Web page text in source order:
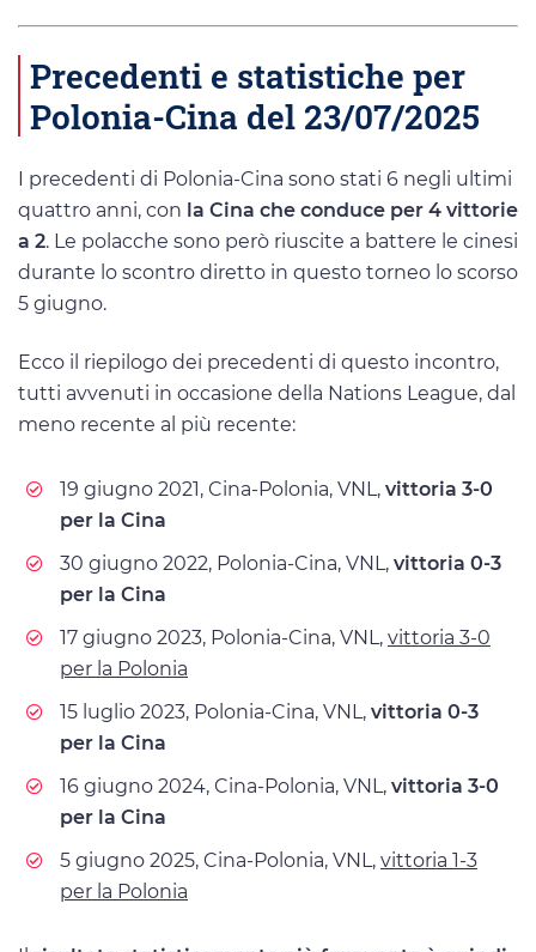
Precedenti e statistiche per
Polonia-Cina del 23/07/2025
I precedenti di Polonia-Cina sono stati 6 negli ultimi
quattro anni, con la Cina che conduce per 4 vittorie
a 2. Le polacche sono però riuscite a battere le cinesi
durante lo scontro diretto in questo torneo lo scorso
5 giugno.
Ecco il riepilogo dei precedenti di questo incontro,
tutti avvenuti in occasione della Nations League, dal
meno recente al più recente:
19 giugno 2021, Cina-Polonia, VNL, vittoria 3-0
per la Cina
30 giugno 2022, Polonia-Cina, VNL, vittoria 0-3
per la Cina
17 giugno 2023, Polonia-Cina, VNL, vittoria 3-0
per la Polonia
15 luglio 2023, Polonia-Cina, VNL, vittoria 0-3
per la Cina
16 giugno 2024, Cina-Polonia, VNL, vittoria 3-0
per la Cina
5 giugno 2025, Cina-Polonia, VNL, vittoria 1-3
per la Polonia